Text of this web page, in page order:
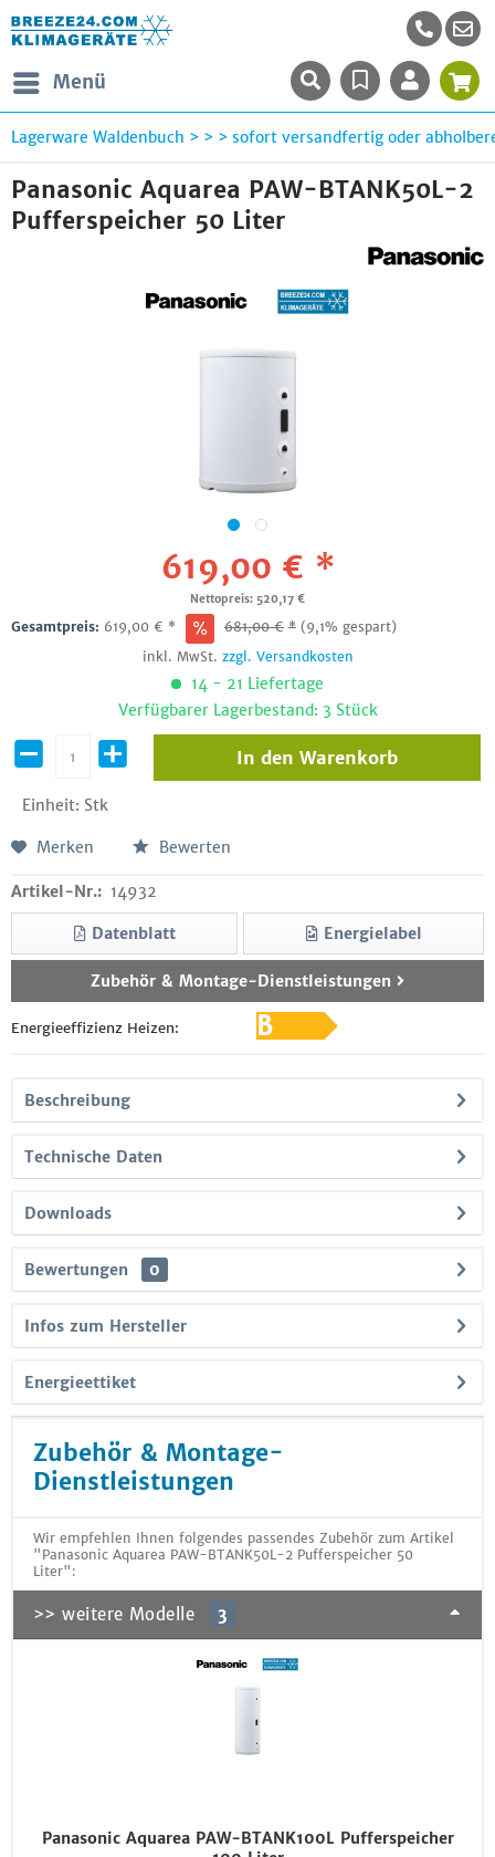
Menü
Lagerware Waldenbuch > > > sofort versandfertig oder
Panasonic Aquarea PAW-BTANK50L-2
Pufferspeicher 50 Liter
619,00 € *
Nettopreis: 520,17 €
Gesamtpreis: 619,00 € * 681,00€ * (9,1% gespart)
inkl. MwSt. zzgl. Versandkosten
14 - 21 Liefertage
Verfügbarer Lagerbestand: 3 Stück
Einheit: Stk
In den Warenkorb
Merken Bewerten
Artikel-Nr.: 14932
Datenblatt Energielabel
Zubehör & Montage-Dienstleistungen
Energieeffizienz Heizen:
Beschreibung
Technische Daten
Downloads
Bewertungen 0
Infos zum Hersteller
Energieettiket
Zubehör & Montage-
Dienstleistungen
Wir empfehlen Ihnen folgendes passendes Zubehör zum Artikel
"Panasonic Aquarea PAW-BTANK50L-2 Pufferspeicher 50
Liter":
>> weitere Modelle 3
Panasonic Aquarea PAW-BTANK100L Pufferspeicher